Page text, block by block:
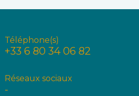
Téléphone(s)
+33 6 80 34 06 82
Réseaux sociaux
-